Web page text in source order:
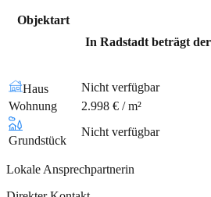
Objektart
In Radstadt beträgt
Haus
Nicht verfügbar
Wohnung
2.998 € / m²
Grundstück
Nicht verfügbar
Lokale Ansprechpartnerin